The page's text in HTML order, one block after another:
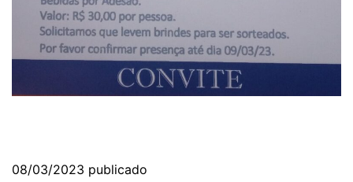
08/03/2023 publicado